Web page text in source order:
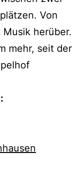
Von
herüber.
mehr, seit der